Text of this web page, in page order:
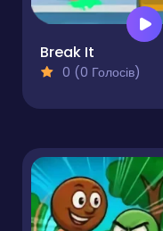
Break It
0 (0 Голосів)